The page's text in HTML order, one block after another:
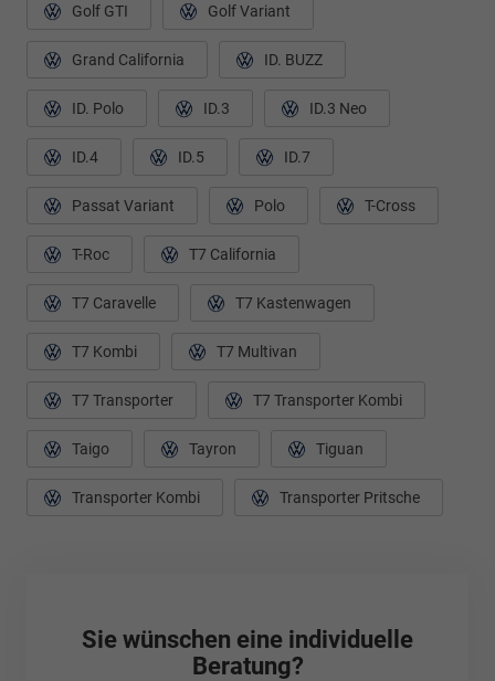
Golf GTI Golf Variant
Grand California ID. BUZZ
ID. Polo ID.3 ID.3 Neo
ID.4 ID.5 ID.7
Passat Variant Polo T-Cross
T-Roc T7 California
T7 Caravelle T7 Kastenwagen
T7 Kombi T7 Multivan
T7 Transporter T7 Transporter Kombi
Taigo Tayron Tiguan
Transporter Kombi Transporter Pritsche
Sie wünschen eine individuelle
Beratung?